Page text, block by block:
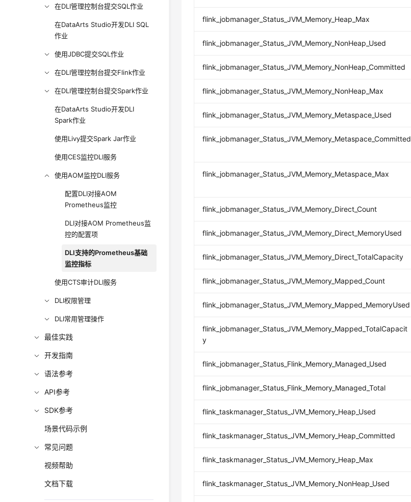
在DLI管理控制台提交SQL作业
在DataArts Studio开发DLI SQL
作业
使用JDBC提交SQL作业
在DLI管理控制台提交Flink作业
在DLI管理控制台提交Spark作业
在DataArts Studio开发DLI
Spark作业
使用Livy提交Spark Jar作业
使用CES监控DLI服务
使用AOM监控DLI服务
配置DLI对接AOM
Prometheus监控
DLI对接AOM Prometheus监
控的配置项
DLI支持的Prometheus基础
监控指标
使用CTS审计DLI服务
DLI权限管理
DLI常用管理操作
最佳实践
开发指南
语法参考
API参考
SDK参考
场景代码示例
常见问题
视频帮助
文档下载
flink_jobmanager_Status_JVM_Memory_Heap_Max
flink_jobmanager_Status_JVM_Memory_NonHeap_Used
flink_jobmanager_Status_JVM_Memory_NonHeap_Committed
flink_jobmanager_Status_JVM_Memory_NonHeap_Max
flink_jobmanager_Status_JVM_Memory_Metaspace_Used
flink_jobmanager_Status_JVM_Memory_Metaspace_Committed
flink_jobmanager_Status_JVM_Memory_Metaspace_Max
flink_jobmanager_Status_JVM_Memory_Direct_Count
flink_jobmanager_Status_JVM_Memory_Direct_MemoryUsed
flink_jobmanager_Status_JVM_Memory_Direct_TotalCapacity
flink_jobmanager_Status_JVM_Memory_Mapped_Count
flink_jobmanager_Status_JVM_Memory_Mapped_MemoryUsed
flink_jobmanager_Status_JVM_Memory_Mapped_TotalCapacit
y
flink_jobmanager_Status_Flink_Memory_Managed_Used
flink_jobmanager_Status_Flink_Memory_Managed_Total
flink_taskmanager_Status_JVM_Memory_Heap_Used
flink_taskmanager_Status_JVM_Memory_Heap_Committed
flink_taskmanager_Status_JVM_Memory_Heap_Max
flink_taskmanager_Status_JVM_Memory_NonHeap_Used